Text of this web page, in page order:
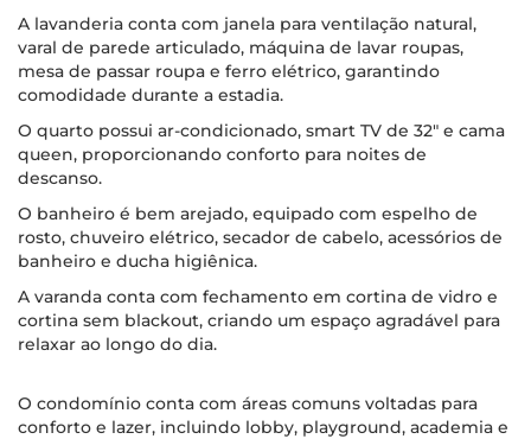
A lavanderia conta com janela para ventilação natural,
varal de parede articulado, máquina de lavar roupas,
mesa de passar roupa e ferro elétrico, garantindo
comodidade durante a estadia.
O quarto possui ar-condicionado, smart TV de 32" e cama
queen, proporcionando conforto para noites de
descanso.
O banheiro é bem arejado, equipado com espelho de
rosto, chuveiro elétrico, secador de cabelo, acessórios de
banheiro e ducha higiênica.
A varanda conta com fechamento em cortina de vidro e
cortina sem blackout, criando um espaço agradável para
relaxar ao longo do dia.
O condomínio conta com áreas comuns voltadas para
conforto e lazer, incluindo lobby, playground, academia e